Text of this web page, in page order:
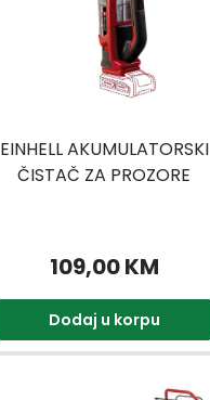
EINHELL AKUMULATORSKI
ČISTAČ ZA PROZORE
109,00 KM
Dodaj u korpu